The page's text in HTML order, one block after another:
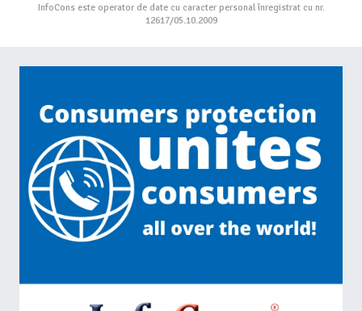
InfoCons este operator de date cu caracter personal înregistrat cu nr.
12617/05.10.2009